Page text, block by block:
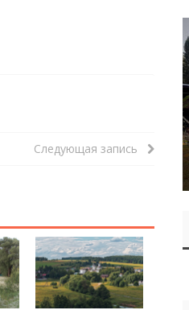
Следующая запись